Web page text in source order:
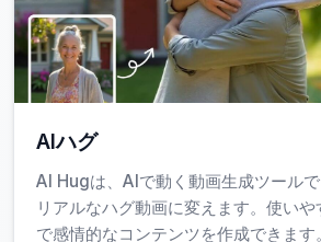
リットです。
さらに、無料テンプレートが多数用意さ
トゼロで本格的な演出が可能です。これ
る場面でも有効です。
技術的な裏側：どのよう
AIハグ
AI Hugは、AIで動く動画生成ツール
リアルなハグ動画に変えます。使いや
で感情的なコンテンツを作成できます